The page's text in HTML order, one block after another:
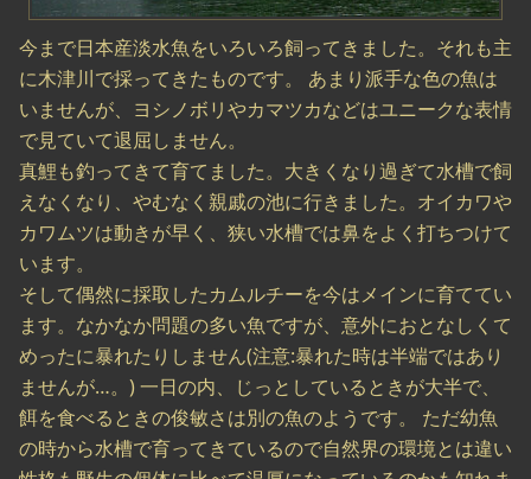
今まで日本産淡水魚をいろいろ飼ってきました。それも主
に木津川で採ってきたものです。 あまり派手な色の魚は
いませんが、ヨシノボリやカマツカなどはユニークな表情
で見ていて退屈しません。
真鯉も釣ってきて育てました。大きくなり過ぎて水槽で飼
えなくなり、やむなく親戚の池に行きました。オイカワや
カワムツは動きが早く、狭い水槽では鼻をよく打ちつけて
います。
そして偶然に採取したカムルチーを今はメインに育ててい
ます。なかなか問題の多い魚ですが、意外におとなしくて
めったに暴れたりしません(注意:暴れた時は半端ではあり
ませんが…。) 一日の内、じっとしているときが大半で、
餌を食べるときの俊敏さは別の魚のようです。 ただ幼魚
の時から水槽で育ってきているので自然界の環境とは違い